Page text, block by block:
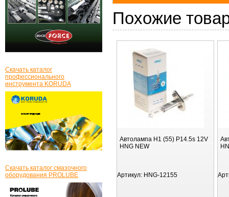
Похожие
Автолампа H1 (55) P14.5s 12V
HNG NEW
Артикул: HNG-12155
Скачать каталог
профессионального
инструмента KORUDA
Скачать каталог смазочного
оборудования PROLUBE